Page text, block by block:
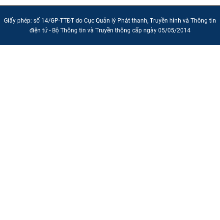
Giấy phép: số 14/GP-TTĐT do Cục Quản lý Phát thanh, Truyền hình và Thông tin
điện tử - Bộ Thông tin và Truyền thông cấp ngày 05/05/2014